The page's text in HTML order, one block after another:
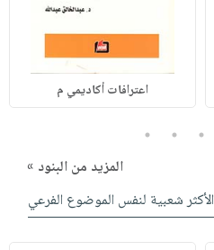
اعترافات أكاديمي م
3
4
5
المزيد من البنود »
الأكثر شعبية لنفس الموضوع الفرعي